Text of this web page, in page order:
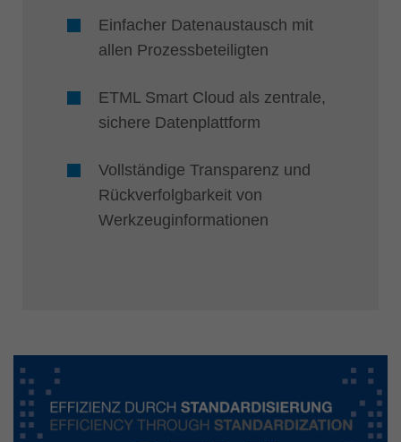
Einfacher Datenaustausch mit
allen Prozessbeteiligten
ETML Smart Cloud als zentrale,
sichere Datenplattform
Vollständige Transparenz und
Rückverfolgbarkeit von
Werkzeuginformationen